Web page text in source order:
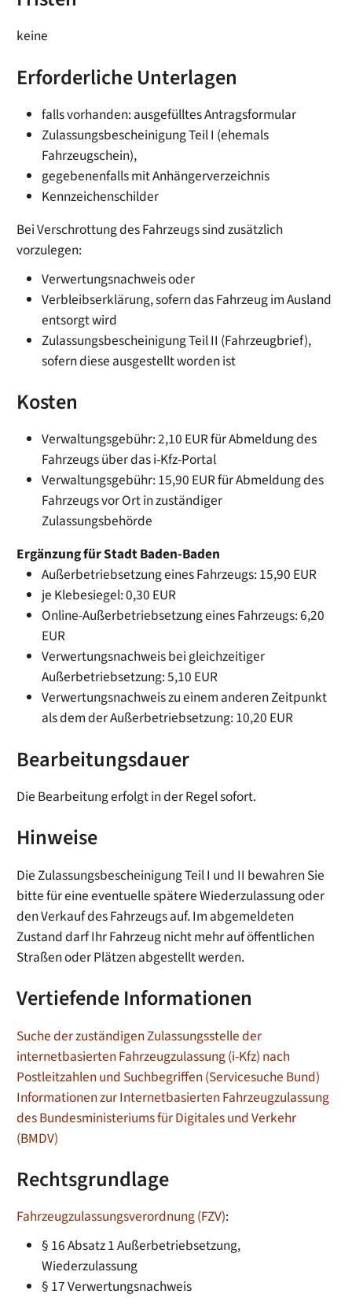
keine
Erforderliche Unterlagen
falls vorhanden: ausgefülltes Antragsformular
Zulassungsbescheinigung Teil I (ehemals
Fahrzeugschein),
gegebenenfalls mit Anhängerverzeichnis
Kennzeichenschilder
Bei Verschrottung des Fahrzeugs sind zusätzlich
vorzulegen:
Verwertungsnachweis oder
Verbleibserklärung, sofern das Fahrzeug im Ausland
entsorgt wird
Zulassungsbescheinigung Teil II (Fahrzeugbrief),
sofern diese ausgestellt worden ist
Kosten
Verwaltungsgebühr:2,10 EUR für Abmeldung des
Fahrzeugs über das i-Kfz-Portal
Verwaltungsgebühr: 15,90 EUR für Abmeldung des
Fahrzeugs vor Ort in zuständiger
Zulassungsbehörde
Ergänzung für Stadt Baden-Baden
Außerbetriebsetzung eines Fahrzeugs: 15,90 EUR
je Klebesiegel: 0,30 EUR
Online-Außerbetriebsetzung eines Fahrzeugs: 6,20
EUR
Verwertungsnachweis bei gleichzeitiger
Außerbetriebsetzung: 5,10 EUR
Verwertungsnachweis zu einem anderen Zeitpunkt
als dem der Außerbetriebsetzung: 10,20 EUR
Bearbeitungsdauer
Die Bearbeitung erfolgt in der Regel sofort.
Hinweise
Die Zulassungsbescheinigung Teil I und II bewahren Sie
bitte für eine eventuelle spätere Wiederzulassung oder
den Verkauf des Fahrzeugs auf. Im abgemeldeten
Zustand darf Ihr Fahrzeug nicht mehr auf öffentlichen
Straßen oder Plätzen abgestellt werden.
Vertiefende Informationen
Suche der zuständigen Zulassungsstelle der
internetbasierten Fahrzeugzulassung (i-Kfz) nach
Postleitzahlen und Suchbegriffen (Servicesuche Bund)
Informationen zur Internetbasierten Fahrzeugzulassung
des Bundesministeriums für Digitales und Verkehr
(BMDV)
Rechtsgrundlage
Fahrzeugzulassungsverordnung (FZV):
§ 16 Absatz 1 Außerbetriebsetzung,
Wiederzulassung
§ 17Verwertungsnachweis